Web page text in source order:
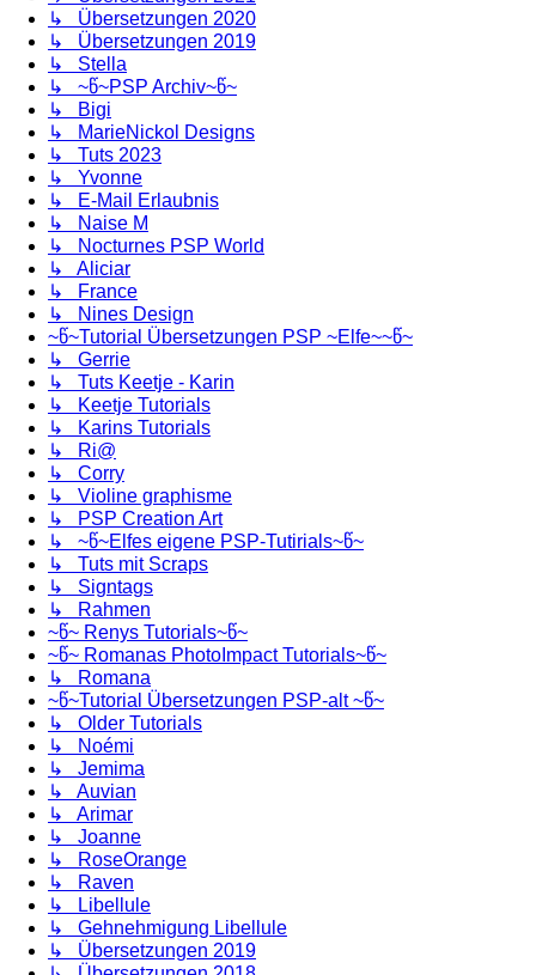
↳ Übersetzungen 2020
↳ Übersetzungen 2019
↳ Stella
↳ ~წ~PSP Archiv~წ~
↳ Bigi
↳ MarieNickol Designs
↳ Tuts 2023
↳ Yvonne
↳ E-Mail Erlaubnis
↳ Naise M
↳ Nocturnes PSP World
↳ Aliciar
↳ France
↳ Nines Design
~წ~Tutorial Übersetzungen PSP ~Elfe~~წ~
↳ Gerrie
↳ Tuts Keetje - Karin
↳ Keetje Tutorials
↳ Karins Tutorials
↳ Ri@
↳ Corry
↳ Violine graphisme
↳ PSP Creation Art
↳ ~წ~Elfes eigene PSP-Tutirials~წ~
↳ Tuts mit Scraps
↳ Signtags
↳ Rahmen
~წ~ Renys Tutorials~წ~
~წ~ Romanas PhotoImpact Tutorials~წ~
↳ Romana
~წ~Tutorial Übersetzungen PSP-alt ~წ~
↳ Older Tutorials
↳ Noémi
↳ Jemima
↳ Auvian
↳ Arimar
↳ Joanne
↳ RoseOrange
↳ Raven
↳ Libellule
↳ Gehnehmigung Libellule
↳ Übersetzungen 2019